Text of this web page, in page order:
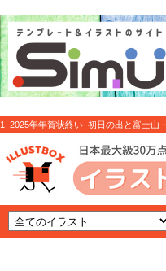
1_2025年年賀状終い_初日の出と富士山